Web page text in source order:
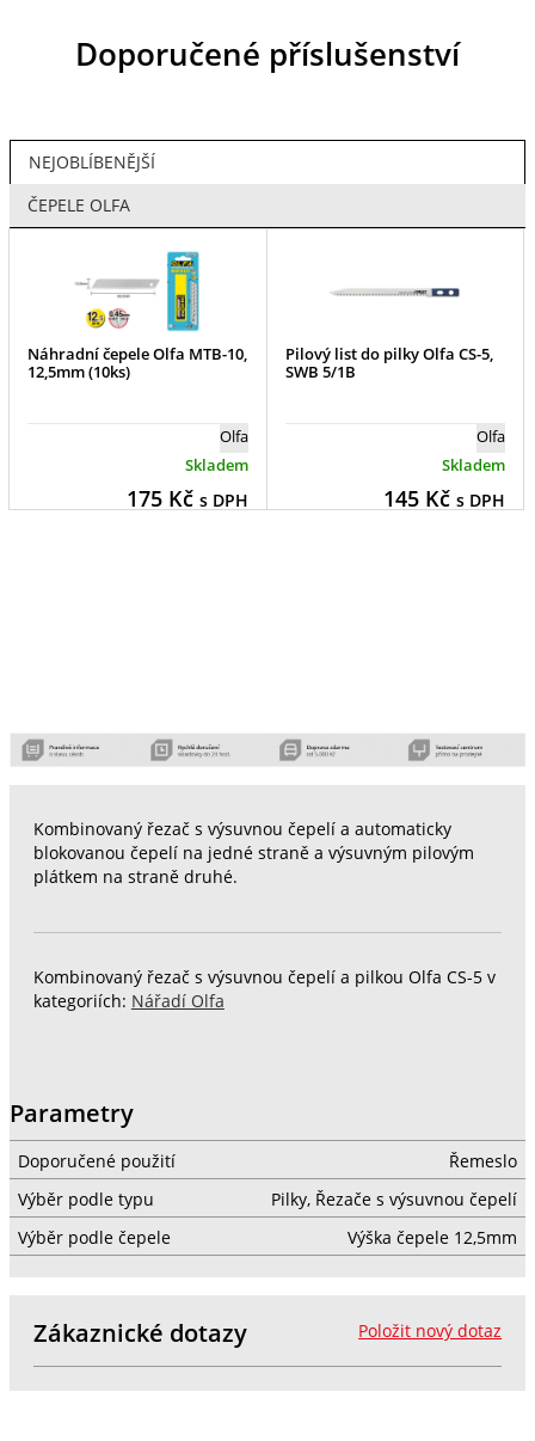
Doporučené příslušenství
NEJOBLÍBENĚJŠÍ
ČEPELE OLFA
Náhradní čepele Olfa MTB-10,
12,5mm (10ks)
Olfa
Skladem
175Kč s DPH
Pilový list do pilky Olfa CS-5,
SWB 5/1B
Olfa
Skladem
145Kč s DPH
Kombinovaný řezač s výsuvnou čepelí a automaticky
blokovanou čepelí na jedné straně a výsuvným pilovým
plátkem na straně druhé.
Kombinovaný řezač s výsuvnou čepelí a pilkou Olfa CS-5 v
kategoriích: Nářadí Olfa
Parametry
Doporučené použití
Řemeslo
Výběr podle typu
Pilky, Řezače s výsuvnou čepelí
Výběr podle čepele
Výška čepele 12,5mm
Položit nový dotaz
Zákaznické dotazy